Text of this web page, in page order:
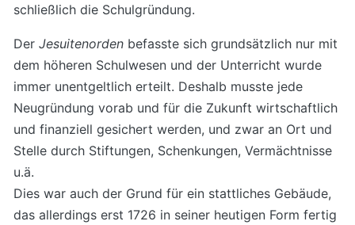
schließlich die Schulgründung.
Der Jesuitenorden befasste sich grundsätzlich nur mit
dem höheren Schulwesen und der Unterricht wurde
immer unentgeltlich erteilt. Deshalb musste jede
Neugründung vorab und für die Zukunft wirtschaftlich
und finanziell gesichert werden, und zwar an Ort und
Stelle durch Stiftungen, Schenkungen, Vermächtnisse
u.ä.
Dies war auch der Grund für ein stattliches Gebäude,
das allerdings erst 1726 in seiner heutigen Form fertig